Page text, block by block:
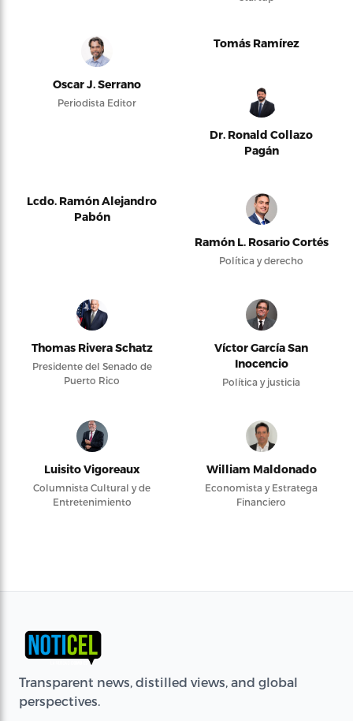
Oscar J. Serrano
Periodista Editor
Tomás Ramírez
Dr. Ronald Collazo
Pagán
Lcdo. Ramón Alejandro
Pabón
Ramón L. Rosario Cortés
Política y derecho
Thomas Rivera Schatz
Presidente del Senado de
Puerto Rico
Víctor García San
Inocencio
Política y justicia
Luisito Vigoreaux
Columnista Cultural y de
Entretenimiento
William Maldonado
Economista y Estratega
Financiero
Transparent news, distilled views, and global
perspectives.